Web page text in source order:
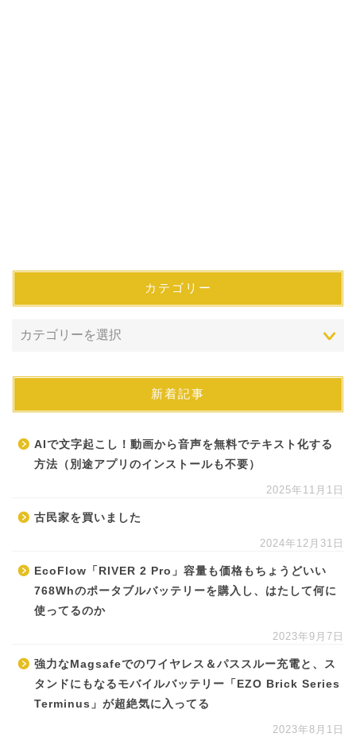
カテゴリー
新着記事
AIで文字起こし！動画から音声を無料でテキスト化する
方法（別途アプリのインストールも不要）
2025年11月1日
古民家を買いました
2024年12月31日
EcoFlow「RIVER 2 Pro」容量も価格もちょうどいい
768Whのポータブルバッテリーを購入し、はたして何に
使ってるのか
2023年9月7日
強力なMagsafeでのワイヤレス＆パススルー充電と、ス
タンドにもなるモバイルバッテリー「EZO Brick Series
Terminus」が超絶気に入ってる
2023年8月1日